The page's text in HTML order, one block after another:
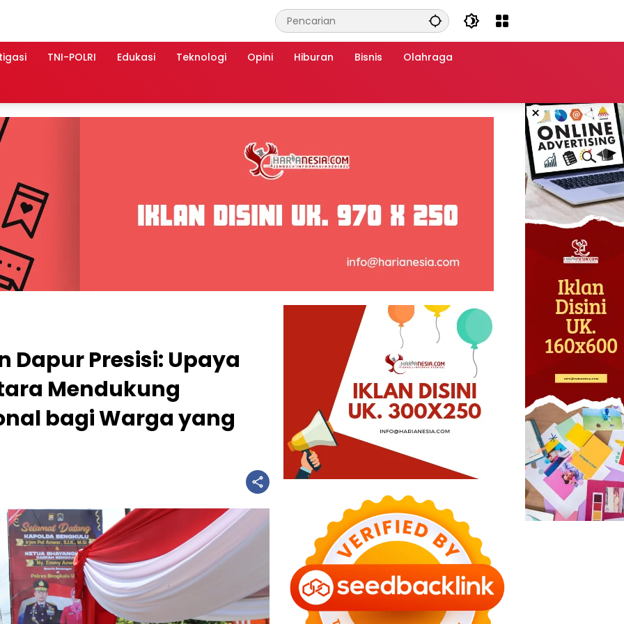
TNI-POLRI Edukasi Teknologi Opini Hiburan Bisnis Olahraga
×
Dapur Presisi: Upaya
Mendukung
bagi Warga yang